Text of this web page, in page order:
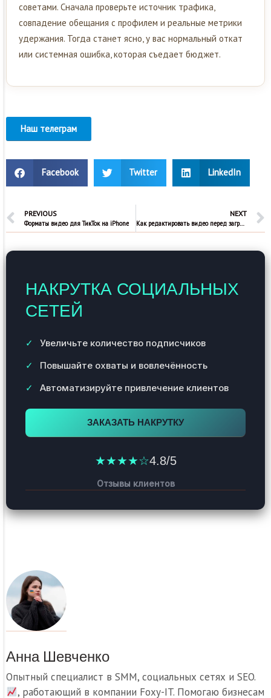
советами. Сначала проверьте источник трафика,
совпадение обещания с профилем и реальные метрики
удержания. Тогда станет ясно, у вас нормальный откат
или системная ошибка, которая съедает бюджет.
Наш телеграм
Facebook Twitter LinkedIn
PREVIOUS
Форматы видео для ТикТок на iPhone
NEXT
Как редактировать видео перед загрузкой в ТикТок
НАКРУТКА СОЦИАЛЬНЫХ
СЕТЕЙ
Увеличьте количество подписчиков
Повышайте охваты и вовлечённость
Автоматизируйте привлечение клиентов
ЗАКАЗАТЬ НАКРУТКУ
★★★★☆4.8/5
Отзывы клиентов
Анна Шевченко
Опытный специалист в SMM, социальных сетях и SEO.
, работающий в компании Foxy-IT. Помогаю бизнесам